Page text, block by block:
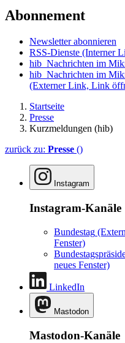
Abonnement
Newsletter abonnieren
RSS-Dienste (Interner
hib_Nachrichten im
hib_Nachrichten im
(Externer Link, Link
Startseite
Presse
Kurzmeldungen (hib)
zurück zu: Presse ()
Instagram
Instagram-Kanäle
Bundestag
Fenster)
neues Fenster)
LinkedIn
Mastodon
Mastodon-Kanäle